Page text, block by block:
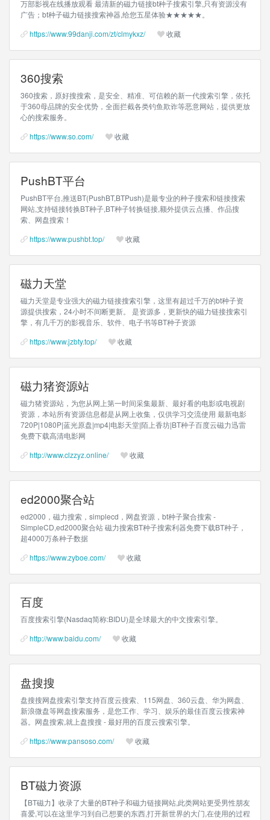
万部影视在线播放观看 最清新的磁力链接bt种子搜索引擎,只有资源没有
广告；bt种子磁力链接搜索神器,给您五星体验★★★★★。
https://www.99danji.com/zt/clmykxz/
收藏
360搜索
360搜索，原好搜搜索，是安全、精准、可信赖的新一代搜索引擎，依托
于360母品牌的安全优势，全面拦截各类钓鱼欺诈等恶意网站，提供更放
心的搜索服务。
https://www.so.com/
收藏
PushBT平台
PushBT平台,推送BT(PushBT,BTPush)是最专业的种子搜索和链接搜索
网站,支持链接转换BT种子,BT种子转换链接,额外提供云点播、作品搜
索、网盘搜索！
https://www.pushbt.top/
收藏
磁力天堂
磁力天堂是专业强大的磁力链接搜索引擎，这里有超过千万的bt种子资
源提供搜索，24小时不间断更新。 是资源多，更新快的磁力链接搜索引
擎，有几千万的影视音乐、软件、电子书等BT种子资源
https://www.jzbty.top/
收藏
磁力猪资源站
磁力猪资源站，为您从网上第一时间采集最新、最好看的电影或电视剧
资源，本站所有资源信息都是从网上收集，仅供学习交流使用 最新电影
720P|1080P|蓝光原盘|mp4|电影天堂|陌上香坊|BT种子百度云磁力迅雷
免费下载高清电影网
http://www.clzzyz.online/
收藏
ed2000聚合站
ed2000，磁力搜索，simplecd，网盘资源，bt种子聚合搜索 -
SimpleCD,ed2000聚合站 磁力搜索BT种子搜索利器免费下载BT种子，
超4000万条种子数据
https://www.zyboe.com/
收藏
百度
百度搜索引擎(Nasdaq简称:BIDU)是全球最大的中文搜索引擎。
http://www.baidu.com/
收藏
盘搜搜
盘搜搜网盘搜索引擎支持百度云搜索、115网盘、360云盘、华为网盘、
新浪微盘等网盘搜索服务，是您工作、学习、娱乐的最佳百度云搜索神
器。网盘搜索,就上盘搜搜 - 最好用的百度云搜索引擎。
https://www.pansoso.com/
收藏
BT磁力资源
【BT磁力】收录了大量的BT种子和磁力链接网站,此类网站更受男性朋友
喜爱,可以在这里学习到自己想要的东西,打开新世界的大门,在使用的过程